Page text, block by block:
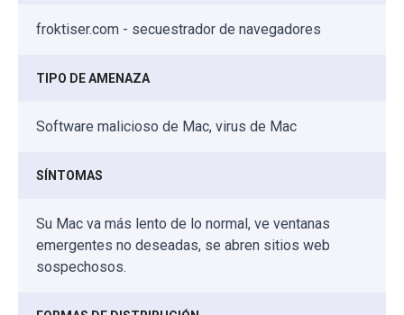
froktiser.com - secuestrador de navegadores
TIPO DE AMENAZA
Software malicioso de Mac, virus de Mac
SÍNTOMAS
Su Mac va más lento de lo normal, ve ventanas
emergentes no deseadas, se abren sitios web
sospechosos.